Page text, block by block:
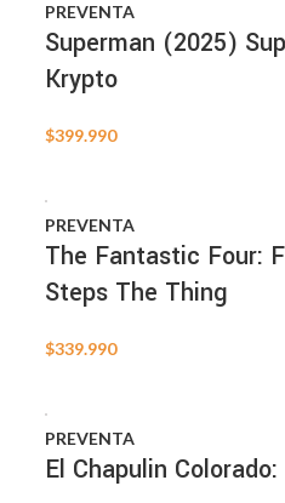
PREVENTA
Superman (2025)
Krypto
$399.990
PREVENTA
The Fantastic Four:
Steps The Thing
$339.990
PREVENTA
El Chapulin